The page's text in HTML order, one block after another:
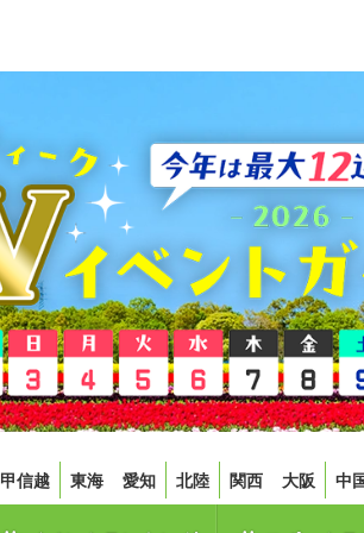
甲信越 東海 愛知 北陸 関西 大阪 中